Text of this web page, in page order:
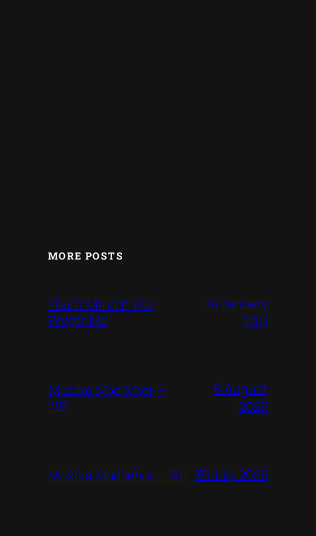
MORE POSTS
I Don’t Mind If You
Forget Me
14 January
2011
Mużika Mod Ieħor –
782
6 August
2026
Mużika Mod Ieħor – 781 30 July 2026